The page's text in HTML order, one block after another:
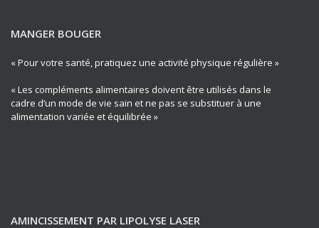
MANGER BOUGER
« Pour votre santé, pratiquez une activité physique régulière »
« Les compléments alimentaires doivent être utilisés dans le
cadre d’un mode de vie sain et ne pas se substituer à une
alimentation variée et équilibrée »
AMINCISSEMENT PAR LIPOLYSE LASER